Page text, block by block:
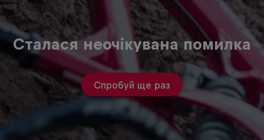
Сталася неочікувана помилка
Спробуй ще раз